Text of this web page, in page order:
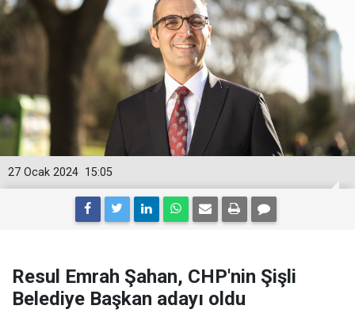
15:05
27 Ocak 2024
Resul Emrah Şahan, CHP'nin Şişli
Belediye Başkan adayı oldu